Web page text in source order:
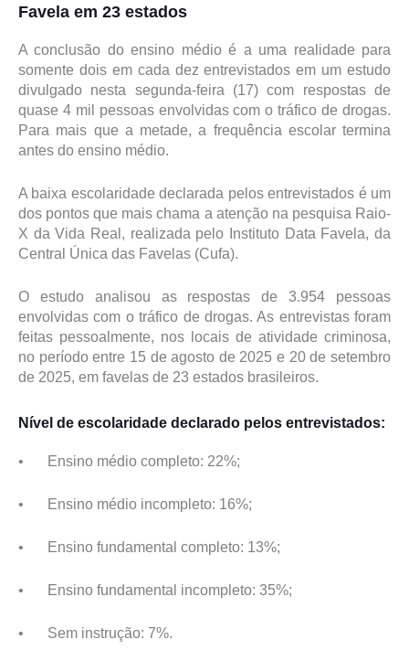
Favela em 23 estados
A conclusão do ensino médio é a uma realidade para
somente dois em cada dez entrevistados em um estudo
divulgado nesta segunda-feira (17) com respostas de
quase 4 mil pessoas envolvidas com o tráfico de drogas.
Para mais que a metade, a frequência escolar termina
antes do ensino médio.
A baixa escolaridade declarada pelos entrevistados é um
dos pontos que mais chama a atenção na pesquisa Raio-
X da Vida Real, realizada pelo Instituto Data Favela, da
Central Única das Favelas (Cufa).
O estudo analisou as respostas de 3.954 pessoas
envolvidas com o tráfico de drogas. As entrevistas foram
feitas pessoalmente, nos locais de atividade criminosa,
no período entre 15 de agosto de 2025 e 20 de setembro
de 2025, em favelas de 23 estados brasileiros.
Nível de escolaridade declarado pelos entrevistados:
• Ensino médio completo: 22%;
• Ensino médio incompleto: 16%;
• Ensino fundamental completo: 13%;
• Ensino fundamental incompleto: 35%;
• Sem instrução: 7%.